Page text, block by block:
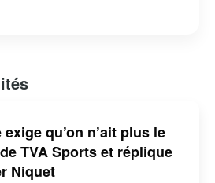
qu’on n’ait plus le
TVA Sports et réplique
Niquet